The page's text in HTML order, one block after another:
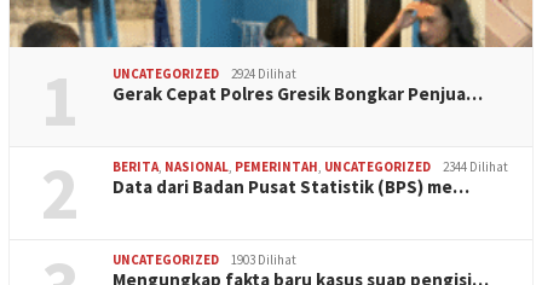
1 UNCATEGORIZED 2924 Dilihat
Gerak Cepat Polres Gresik Bongkar Penjua…
2 BERITA, NASIONAL, PEMERINTAH, UNCATEGORIZED 2344 Dilihat
Data dari Badan Pusat Statistik (BPS) me…
UNCATEGORIZED 1903 Dilihat
Mengungkap fakta baru kasus suap pengisi…